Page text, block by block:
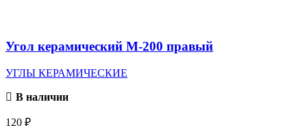
Угол керамический М-200 правый
УГЛЫ КЕРАМИЧЕСКИЕ
В наличии
120 ₽